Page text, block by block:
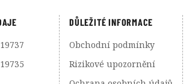
DŮLEŽITÉ INFORMACE
Obchodní podmínky
Rizikové upozornění